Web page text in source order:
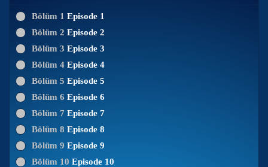
Bölüm 1 Episode 1
Bölüm 2 Episode 2
Bölüm 3 Episode 3
Bölüm 4 Episode 4
Bölüm 5 Episode 5
Bölüm 6 Episode 6
Bölüm 7 Episode 7
Bölüm 8 Episode 8
Bölüm 9 Episode 9
Bölüm 10 Episode 10